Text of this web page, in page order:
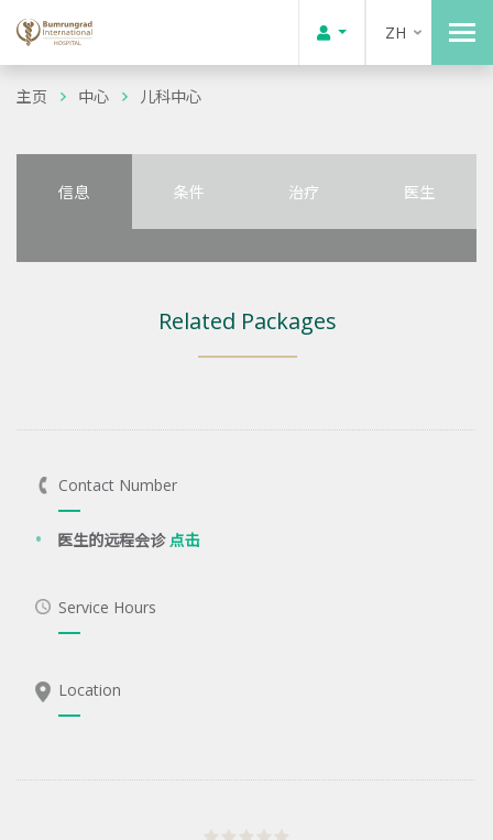
ZH
主页 中心 儿科中心
信息 条件 治疗 医生
Related Packages
Contact Number
医生的远程会诊点击
Service Hours
Location